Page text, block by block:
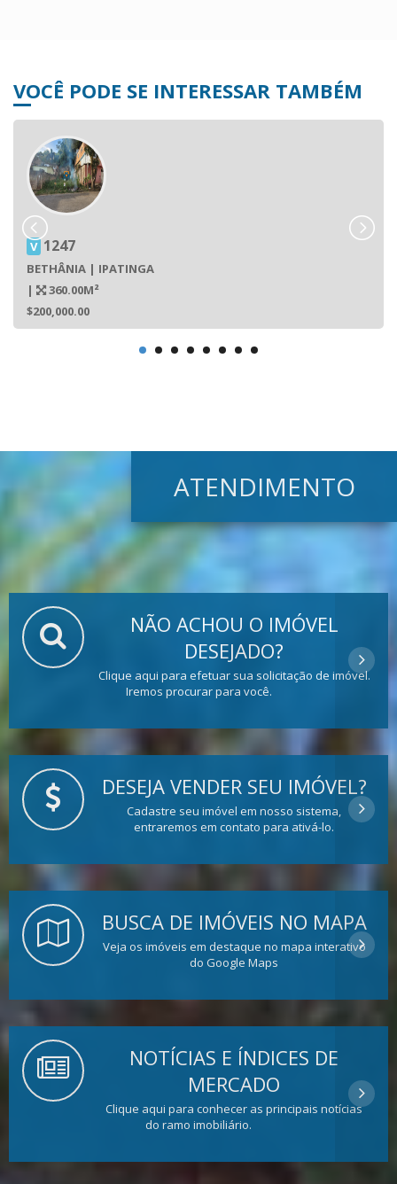
VOCÊ PODE SE INTERESSAR TAMBÉM
V 1247
BETHÂNIA | IPATINGA
|
360.00M²
$200,000.00
ATENDIMENTO
NÃO ACHOU O IMÓVEL
DESEJADO?
Clique aqui para efetuar sua solicitação de imóvel.
Iremos procurar para você.
DESEJA VENDER SEU IMÓVEL?
Cadastre seu imóvel em nosso sistema,
entraremos em contato para ativá-lo.
BUSCA DE IMÓVEIS NO MAPA
Veja os imóveis em destaque no mapa interativo
do Google Maps
NOTÍCIAS E ÍNDICES DE
MERCADO
Clique aqui para conhecer as principais notícias
do ramo imobiliário.